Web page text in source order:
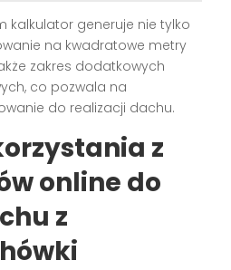
kalkulator generuje nie tylko
na kwadratowe metry
zakres dodatkowych
co pozwala na
do realizacji dachu.
z
online do
z